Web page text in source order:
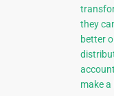
they
better
make a